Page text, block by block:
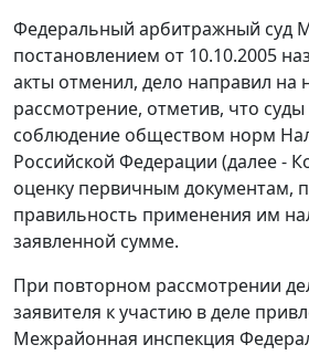
Федеральный арбитражный суд
постановлением от 10.10.2005
акты отменил, дело направил на
рассмотрение, отметив, что
соблюдение обществом норм
Российской Федерации (далее -
оценку первичным документам,
правильность применения им
заявленной сумме.
При повторном рассмотрении
заявителя к участию в деле
Межрайонная инспекция